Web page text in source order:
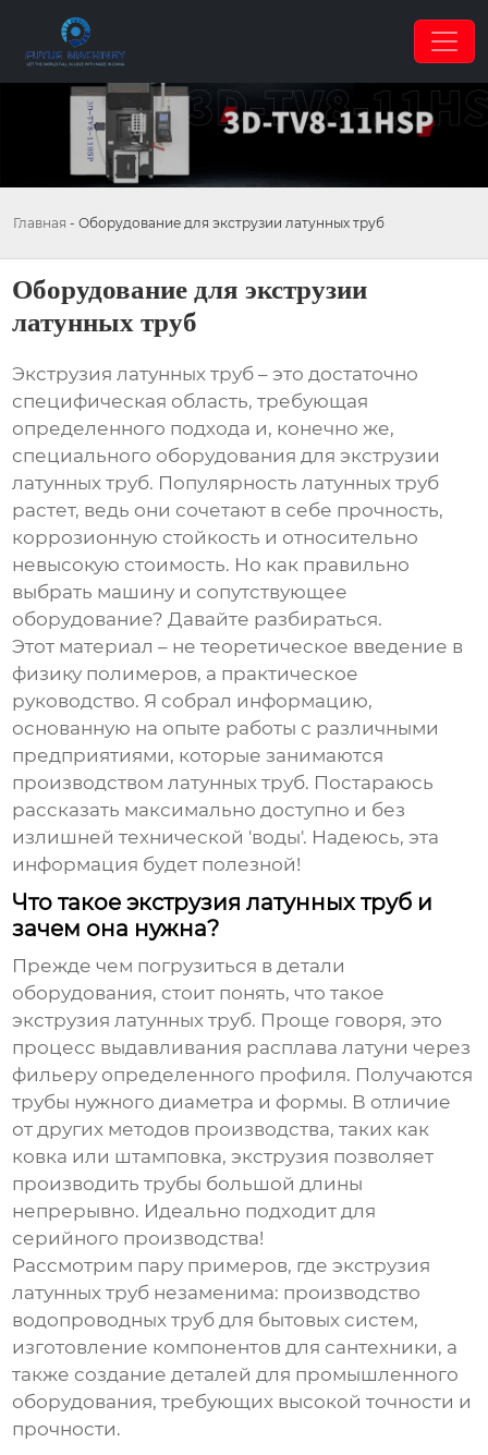
Главная - Оборудование для экструзии латунных труб
Оборудование для экструзии
латунных труб
Экструзия латунных труб – это достаточно
специфическая область, требующая
определенного подхода и, конечно же,
специального оборудования для экструзии
латунных труб. Популярность латунных труб
растет, ведь они сочетают в себе прочность,
коррозионную стойкость и относительно
невысокую стоимость. Но как правильно
выбрать машину и сопутствующее
оборудование? Давайте разбираться.
Этот материал – не теоретическое введение в
физику полимеров, а практическое
руководство. Я собрал информацию,
основанную на опыте работы с различными
предприятиями, которые занимаются
производством латунных труб. Постараюсь
рассказать максимально доступно и без
излишней технической 'воды'. Надеюсь, эта
информация будет полезной!
Что такое экструзия латунных труб и
зачем она нужна?
Прежде чем погрузиться в детали
оборудования, стоит понять, что такое
экструзия латунных труб. Проще говоря, это
процесс выдавливания расплава латуни через
фильеру определенного профиля. Получаются
трубы нужного диаметра и формы. В отличие
от других методов производства, таких как
ковка или штамповка, экструзия позволяет
производить трубы большой длины
непрерывно. Идеально подходит для
серийного производства!
Рассмотрим пару примеров, где экструзия
латунных труб незаменима: производство
водопроводных труб для бытовых систем,
изготовление компонентов для сантехники, а
также создание деталей для промышленного
оборудования, требующих высокой точности и
прочности.